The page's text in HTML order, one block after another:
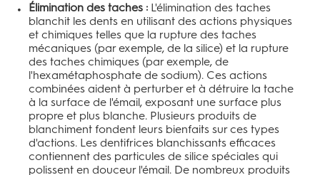
Élimination des taches : L'élimination des taches
blanchit les dents en utilisant des actions physiques
et chimiques telles que la rupture des taches
mécaniques (par exemple, de la silice) et la rupture
des taches chimiques (par exemple, de
l'hexamétaphosphate de sodium). Ces actions
combinées aident à perturber et à détruire la tache
à la surface de l'émail, exposant une surface plus
propre et plus blanche. Plusieurs produits de
blanchiment fondent leurs bienfaits sur ces types
d'actions. Les dentifrices blanchissants efficaces
contiennent des particules de silice spéciales qui
polissent en douceur l'émail. De nombreux produits